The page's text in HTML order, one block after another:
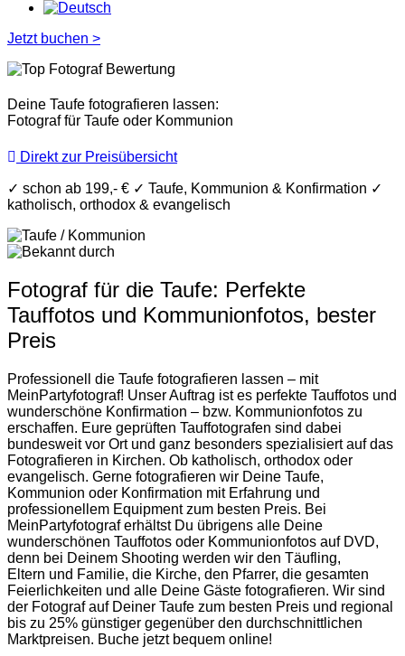
Jetzt buchen >
Deine Taufe fotografieren lassen:
Fotograf für Taufe oder Kommunion
Direkt zur Preisübersicht
✓ schon ab 199,- € ✓ Taufe, Kommunion & Konfirmation ✓
katholisch, orthodox & evangelisch
Fotograf für die Taufe: Perfekte
Tauffotos und Kommunionfotos, bester
Preis
Professionell die Taufe fotografieren lassen – mit
MeinPartyfotograf! Unser Auftrag ist es perfekte Tauffotos und
wunderschöne Konfirmation – bzw. Kommunionfotos zu
erschaffen. Eure geprüften Tauffotografen sind dabei
bundesweit vor Ort und ganz besonders spezialisiert auf das
Fotografieren in Kirchen. Ob katholisch, orthodox oder
evangelisch. Gerne fotografieren wir Deine Taufe,
Kommunion oder Konfirmation mit Erfahrung und
professionellem Equipment zum besten Preis. Bei
MeinPartyfotograf erhältst Du übrigens alle Deine
wunderschönen Tauffotos oder Kommunionfotos auf DVD,
denn bei Deinem Shooting werden wir den Täufling,
Eltern und Familie, die Kirche, den Pfarrer, die gesamten
Feierlichkeiten und alle Deine Gäste fotografieren. Wir sind
der Fotograf auf Deiner Taufe zum besten Preis und regional
bis zu 25% günstiger gegenüber den durchschnittlichen
Marktpreisen. Buche jetzt bequem online!